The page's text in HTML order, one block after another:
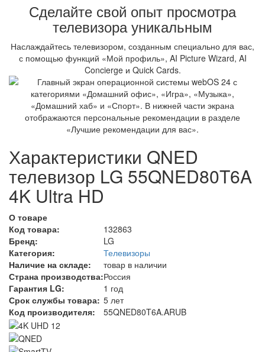
Сделайте свой опыт просмотра
телевизора уникальным
Наслаждайтесь телевизором, созданным специально для вас,
с помощью функций «Мой профиль», AI Picture Wizard, AI
Concierge и Quick Cards.
Характеристики QNED
телевизор LG 55QNED80T6A
4K Ultra HD
О товаре
Код товара:
132863
Бренд:
LG
Категория:
Телевизоры
Наличие на складе:
товар в наличии
Страна производства:Россия
Гарантия LG:
1 год
Срок службы товара: 5 лет
Код производителя:
55QNED80T6A.ARUB